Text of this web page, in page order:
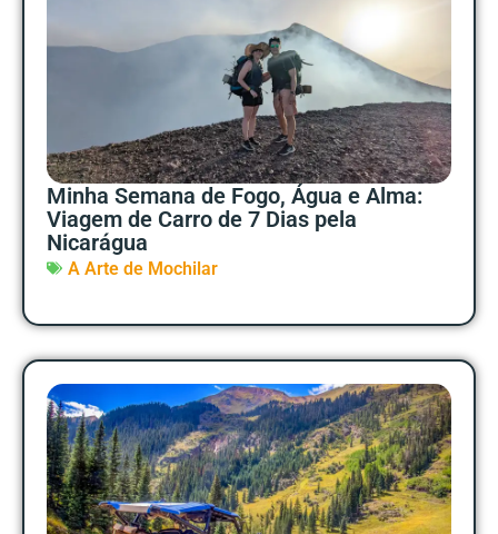
Minha Semana de Fogo, Água e Alma:
Viagem de Carro de 7 Dias pela
Nicarágua
A Arte de Mochilar